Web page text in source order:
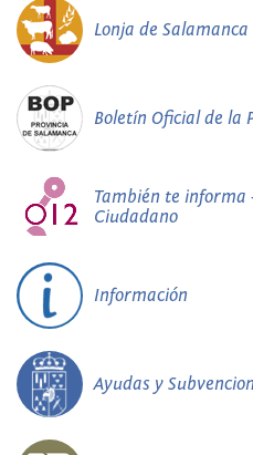
Lonja de Salamanca
Boletín Oficial de la
También te informa
Ciudadano
Información
Ayudas y